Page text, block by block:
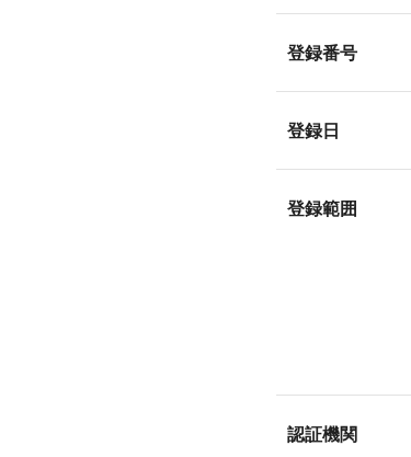
登録番号
登録日
登録範囲
認証機関